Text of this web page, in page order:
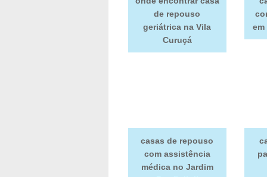
de repouso
geriátrica na Vila
Curuçá
em
casas de repouso
com assistência
médica no Jardim